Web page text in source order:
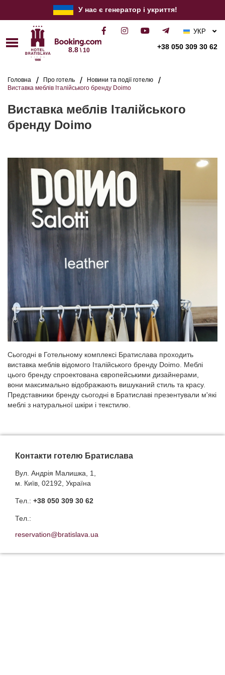
У нас є генератор і укриття!
8.8\ 10 +38 050 309 30 62
РУС
УКР
Головна Про готель
Новини та події готелю
Виставка меблів Італійського бренду Doimo
Виставка меблів Італійського
бренду Doimo
Сьогодні в Готельному комплексі Братислава проходить
виставка меблів відомого Італійського бренду Doimo. Меблі
цього бренду спроектована європейськими дизайнерами,
вони максимально відображають вишуканий стиль та красу.
Представники бренду сьогодні в Братиславі презентували м'які
меблі з натуральної шкіри і текстилю.
Контакти готелю Братислава
Вул. Андрія Малишка, 1,
м. Київ, 02192, Україна
Тел.: +38 050 309 30 62
Тел.:
reservation@bratislava.ua